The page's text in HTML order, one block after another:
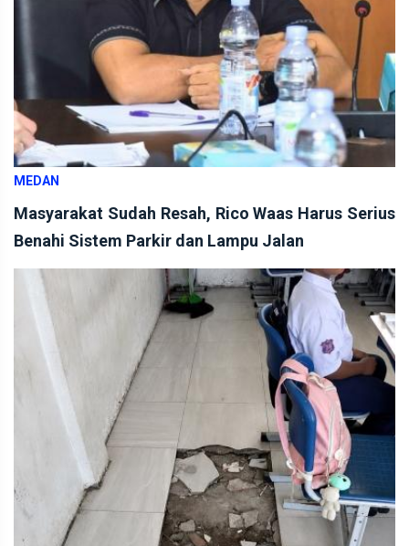
MEDAN
Masyarakat Sudah Resah, Rico Waas Harus Serius
Benahi Sistem Parkir dan Lampu Jalan